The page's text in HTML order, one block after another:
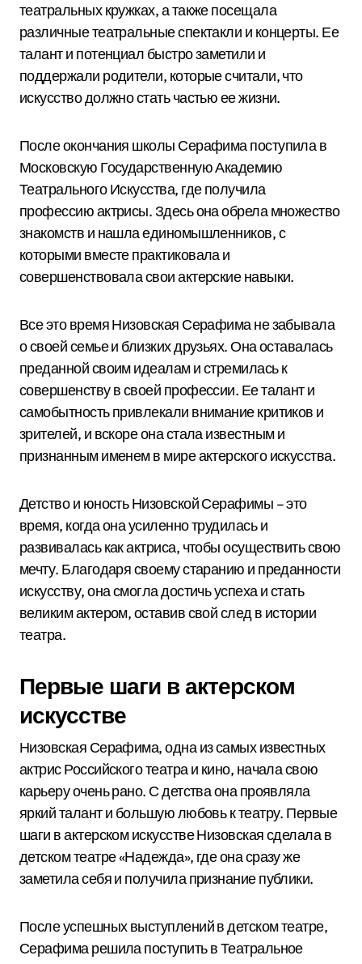
театральных кружках, а также посещала
различные театральные спектакли и концерты. Ее
талант и потенциал быстро заметили и
поддержали родители, которые считали, что
искусство должно стать частью ее жизни.
После окончания школы Серафима поступила в
Московскую Государственную Академию
Театрального Искусства, где получила
профессию актрисы. Здесь она обрела множество
знакомств и нашла единомышленников, с
которыми вместе практиковала и
совершенствовала свои актерские навыки.
Все это время Низовская Серафима не забывала
о своей семье и близких друзьях. Она оставалась
преданной своим идеалам и стремилась к
совершенству в своей профессии. Ее талант и
самобытность привлекали внимание критиков и
зрителей, и вскоре она стала известным и
признанным именем в мире актерского искусства.
Детство и юность Низовской Серафимы – это
время, когда она усиленно трудилась и
развивалась как актриса, чтобы осуществить свою
мечту. Благодаря своему старанию и преданности
искусству, она смогла достичь успеха и стать
великим актером, оставив свой след в истории
театра.
Первые шаги в актерском
искусстве
Низовская Серафима, одна из самых известных
актрис Российского театра и кино, начала свою
карьеру очень рано. С детства она проявляла
яркий талант и большую любовь к театру. Первые
шаги в актерском искусстве Низовская сделала в
детском театре «Надежда», где она сразу же
заметила себя и получила признание публики.
После успешных выступлений в детском театре,
Серафима решила поступить в Театральное